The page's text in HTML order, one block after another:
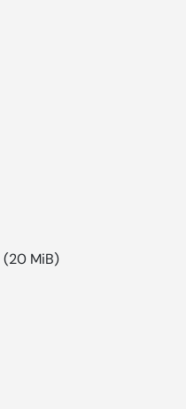
(20 MiB)